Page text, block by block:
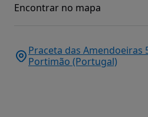
Encontrar no mapa
Praceta das Amendoeiras
Portimão (Portugal)